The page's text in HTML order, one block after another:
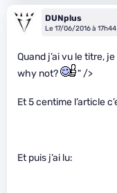
DUNplus
Le 17/06/2016 à 17h44
Quand j’ai vu le titre,
why not?
" />
Et 5 centime l’article
Et puis j’ai lu: